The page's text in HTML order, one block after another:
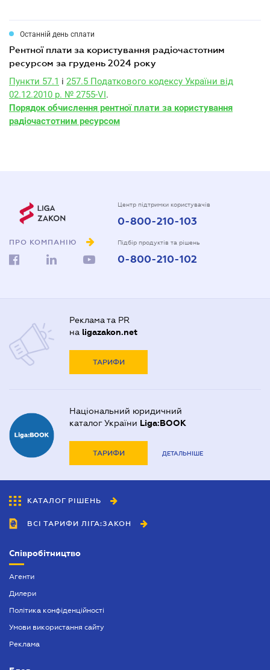
Останній день сплати
рентної плати за користування радіочастотним
ресурсом за грудень 2024 року
Пункти 57.1 і 257.5 Податкового кодексу України від
02.12.2010 р. № 2755-VI.
Порядок обчислення рентної плати за користування
радіочастотним ресурсом
ПРО КОМПАНІЮ
Центр підтримки користувачів
0-800-210-103
Підбір продуктів та рішень
0-800-210-102
Реклама та PR
на ligazakon.net
ТАРИФИ
Національний юридичний
каталог України Liga:BOOK
ТАРИФИ ДЕТАЛЬНІШЕ
КАТАЛОГ РІШЕНЬ
ВСІ ТАРИФИ ЛІГА:ЗАКОН
Співробітництво
Агенти
Дилери
Політика конфіденційності
Умови використання сайту
Реклама